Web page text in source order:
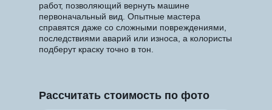
работ, позволяющий вернуть машине
первоначальный вид. Опытные мастера
справятся даже со сложными повреждениями,
последствиями аварий или износа, а колористы
подберут краску точно в тон.
Рассчитать стоимость по фото